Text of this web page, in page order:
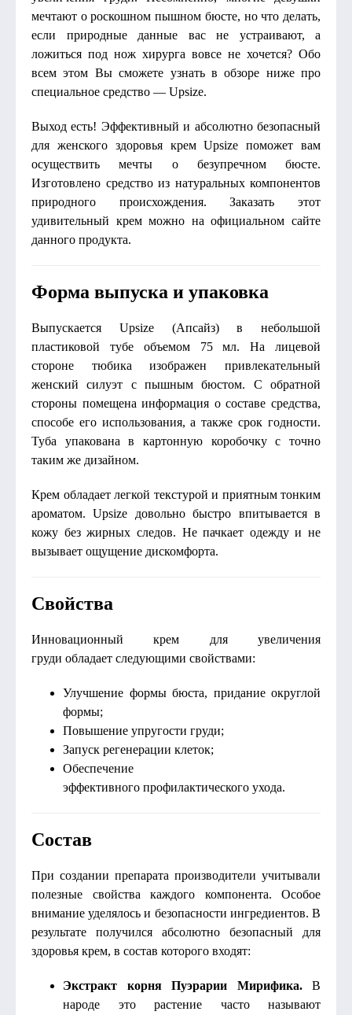
мечтают о роскошном пышном бюсте, но что делать,
если природные данные вас не устраивают, а
ложиться под нож хирурга вовсе не хочется? Обо
всем этом Вы сможете узнать в обзоре ниже про
специальное средство — Upsize.
Выход есть! Эффективный и абсолютно безопасный
для женского здоровья крем Upsize поможет вам
осуществить мечты о безупречном бюсте.
Изготовлено средство из натуральных компонентов
природного происхождения. Заказать этот
удивительный крем можно на официальном сайте
данного продукта.
Форма выпуска и упаковка
Выпускается Upsize (Апсайз) в небольшой
пластиковой тубе объемом 75 мл. На лицевой
стороне тюбика изображен привлекательный
женский силуэт с пышным бюстом. С обратной
стороны помещена информация о составе средства,
способе его использования, а также срок годности.
Туба упакована в картонную коробочку с точно
таким же дизайном.
Крем обладает легкой текстурой и приятным тонким
ароматом. Upsize довольно быстро впитывается в
кожу без жирных следов. Не пачкает одежду и не
вызывает ощущение дискомфорта.
Свойства
Инновационный крем для увеличения
груди обладает следующими свойствами:
Улучшение формы бюста, придание округлой
формы;
Повышение упругости груди;
Запуск регенерации клеток;
Обеспечение
эффективного профилактического ухода.
Состав
При создании препарата производители учитывали
полезные свойства каждого компонента. Особое
внимание уделялось и безопасности ингредиентов. В
результате получился абсолютно безопасный для
здоровья крем, в состав которого входят:
Экстракт корня Пуэрарии Мирифика.В
народе это растение часто называют